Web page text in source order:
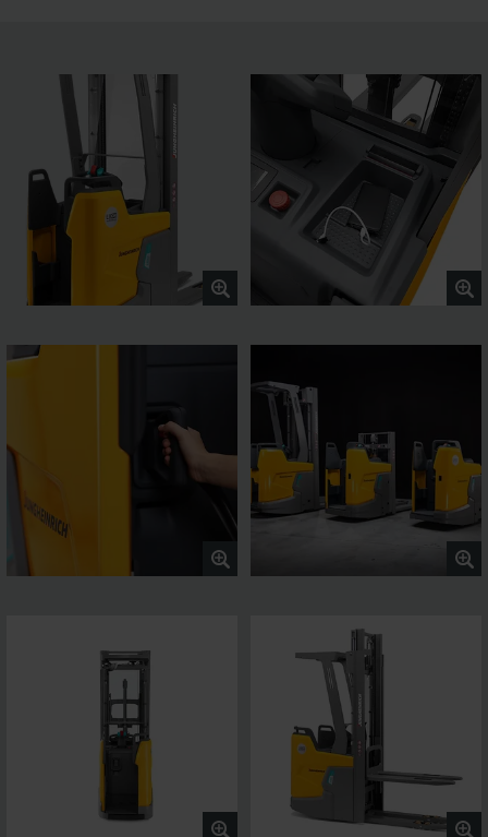
centrering, der gør det muligt at styre trucken med én hånd.
Takket være det fine udsyn gennem masten og
panoramaruden (tilvalg) i sikkerhedstaget har føreren hele
tiden et godt overblik over stablingen. Stort udvalg af
ekstraudstyr og tilbehør.